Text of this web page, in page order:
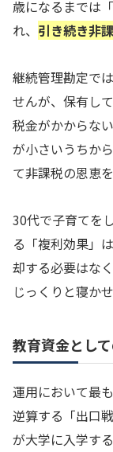
歳になるまでは
れ、 引き続き非
継続管理勘定で
せんが、保有し
税金がかからな
が小さいうちか
て非課税の恩恵
30代で子育てを
る「複利効果」
却する必要はな
じっくりと寝か
教育資金とし
運用において最
逆算する「出口
が大学に入学す